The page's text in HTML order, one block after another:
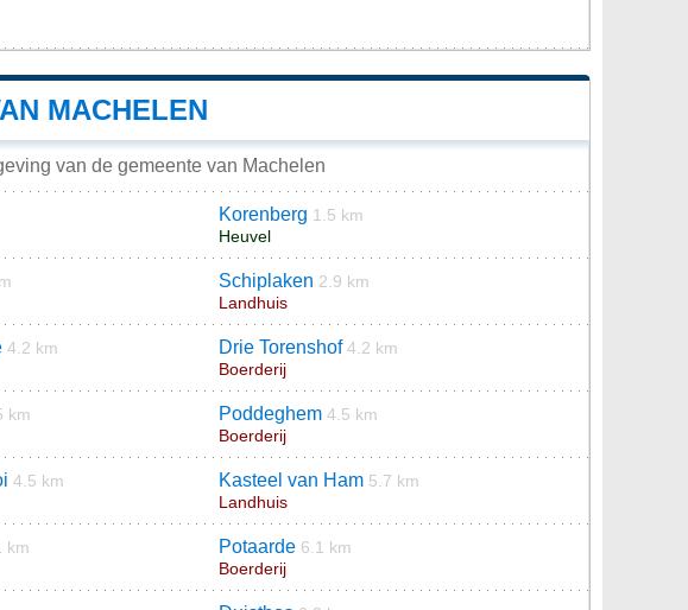
MACHELEN
van de gemeente van Machelen
Korenberg 1.5 km
Heuvel
Schiplaken 2.9 km
Landhuis
4.2 km
Drie Torenshof 4.2 km
Boerderij
km
Poddeghem 4.5 km
Boerderij
4.5 km
Kasteel van Ham 5.7 km
Landhuis
km
Potaarde 6.1 km
Boerderij